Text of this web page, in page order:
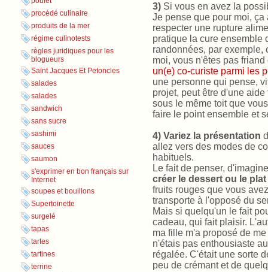
procédé culinaire
produits de la mer
régime culinotests
règles juridiques pour les
blogueurs
Saint Jacques Et Petoncles
salades
salades
sandwich
sans sucre
sashimi
sauces
saumon
s'exprimer en bon français sur
Internet
soupes et bouillons
Supertoinette
surgelé
tapas
tartes
tartines
terrine
3) Si vous en avez la
Je pense que pour moi,
respecter une rupture
pratique la cure ensemble
randonnées, par exemple,
moi, vous n'êtes pas
un(e) co-curiste parmi les
une personne qui pense,
projet, peut être d'une
sous le même toit que
faire le point ensemble et
4) Variez la présentation
allez vers des modes de
habituels.
Le fait de penser,
créer le dessert ou le
fruits rouges que vous
transporte à l'opposé du
Mais si quelqu'un le fait
cadeau, qui fait plaisir.
ma fille m'a proposé de
n'étais pas enthousiaste
régalée. C'était une sorte
peu de crémant et de